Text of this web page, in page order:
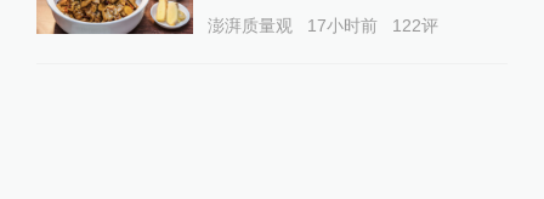
澎湃质量观 17小时前 122评